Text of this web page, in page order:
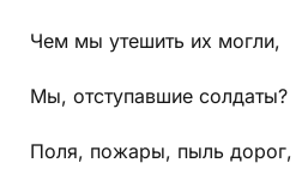
Чем мы утешить их могли,
Мы, отступавшие солдаты?
Поля, пожары, пыль дорог,